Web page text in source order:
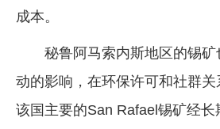
成本。
秘鲁阿马索内斯地区的锡
动的影响，在环保许可和社群关
该国主要的San Rafael锡矿经长